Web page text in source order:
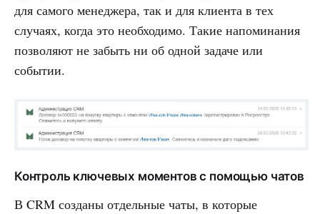
для самого менеджера, так и для клиента в тех
случаях, когда это необходимо. Такие напоминания
позволяют не забыть ни об одной задаче или
событии.
Контроль ключевых моментов с помощью чатов
В CRM созданы отдельные чаты, в которые